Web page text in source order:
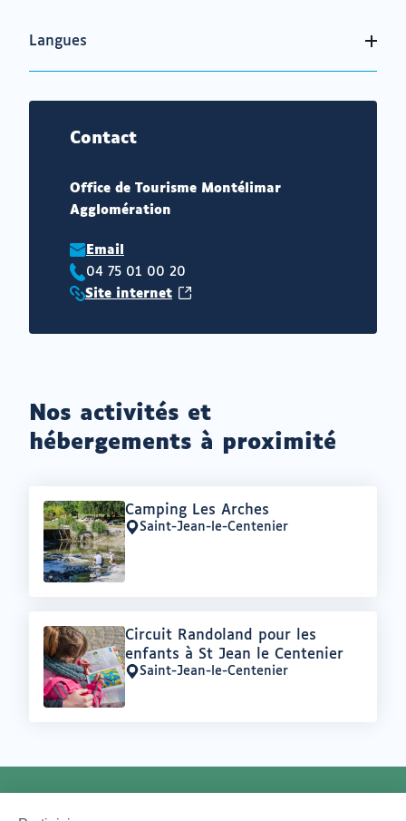
Langues
Contact
Office de Tourisme Montélimar
Agglomération
Email
Téléphone
04 75 01 00 20
Site
Site internet(ouvrir
un
Nos activités et
hébergements à proximité
Offre
:
Camping Les Arches
Lieu
:
Saint-Jean-le-Centenier
Offre
:
Circuit Randoland pour les
enfants à St Jean le Centenier
Lieu
:
Saint-Jean-le-Centenier